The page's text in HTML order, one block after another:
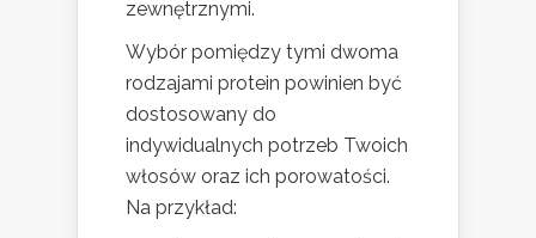
zewnętrznymi.
Wybór pomiędzy tymi dwoma
rodzajami protein powinien być
dostosowany do
indywidualnych potrzeb Twoich
włosów oraz ich porowatości.
Na przykład: